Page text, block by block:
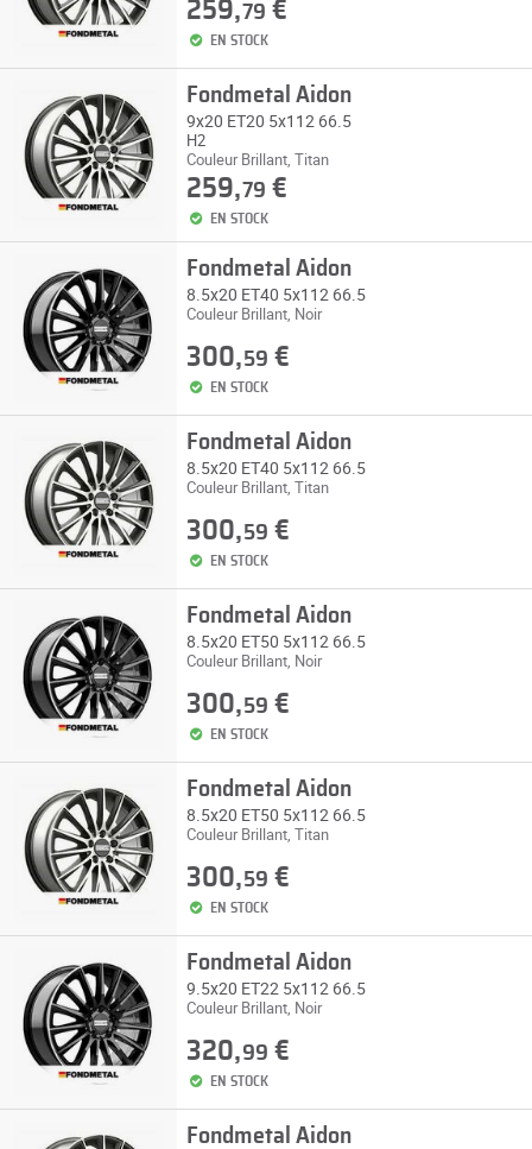
259,79 €
EN STOCK
Fondmetal Aidon
9x20 ET20 5x112 66.5
H2
Couleur Brillant, Titan
259,79 €
EN STOCK
Fondmetal Aidon
8.5x20 ET40 5x112 66.5
Couleur Brillant, Noir
300,59 €
EN STOCK
Fondmetal Aidon
8.5x20 ET40 5x112 66.5
Couleur Brillant, Titan
300,59 €
EN STOCK
Fondmetal Aidon
8.5x20 ET50 5x112 66.5
Couleur Brillant, Noir
300,59 €
EN STOCK
Fondmetal Aidon
8.5x20 ET50 5x112 66.5
Couleur Brillant, Titan
300,59 €
EN STOCK
Fondmetal Aidon
9.5x20 ET22 5x112 66.5
Couleur Brillant, Noir
320,99 €
EN STOCK
Fondmetal Aidon